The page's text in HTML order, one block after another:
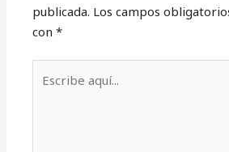
publicada. Los campos
con*
aquí...